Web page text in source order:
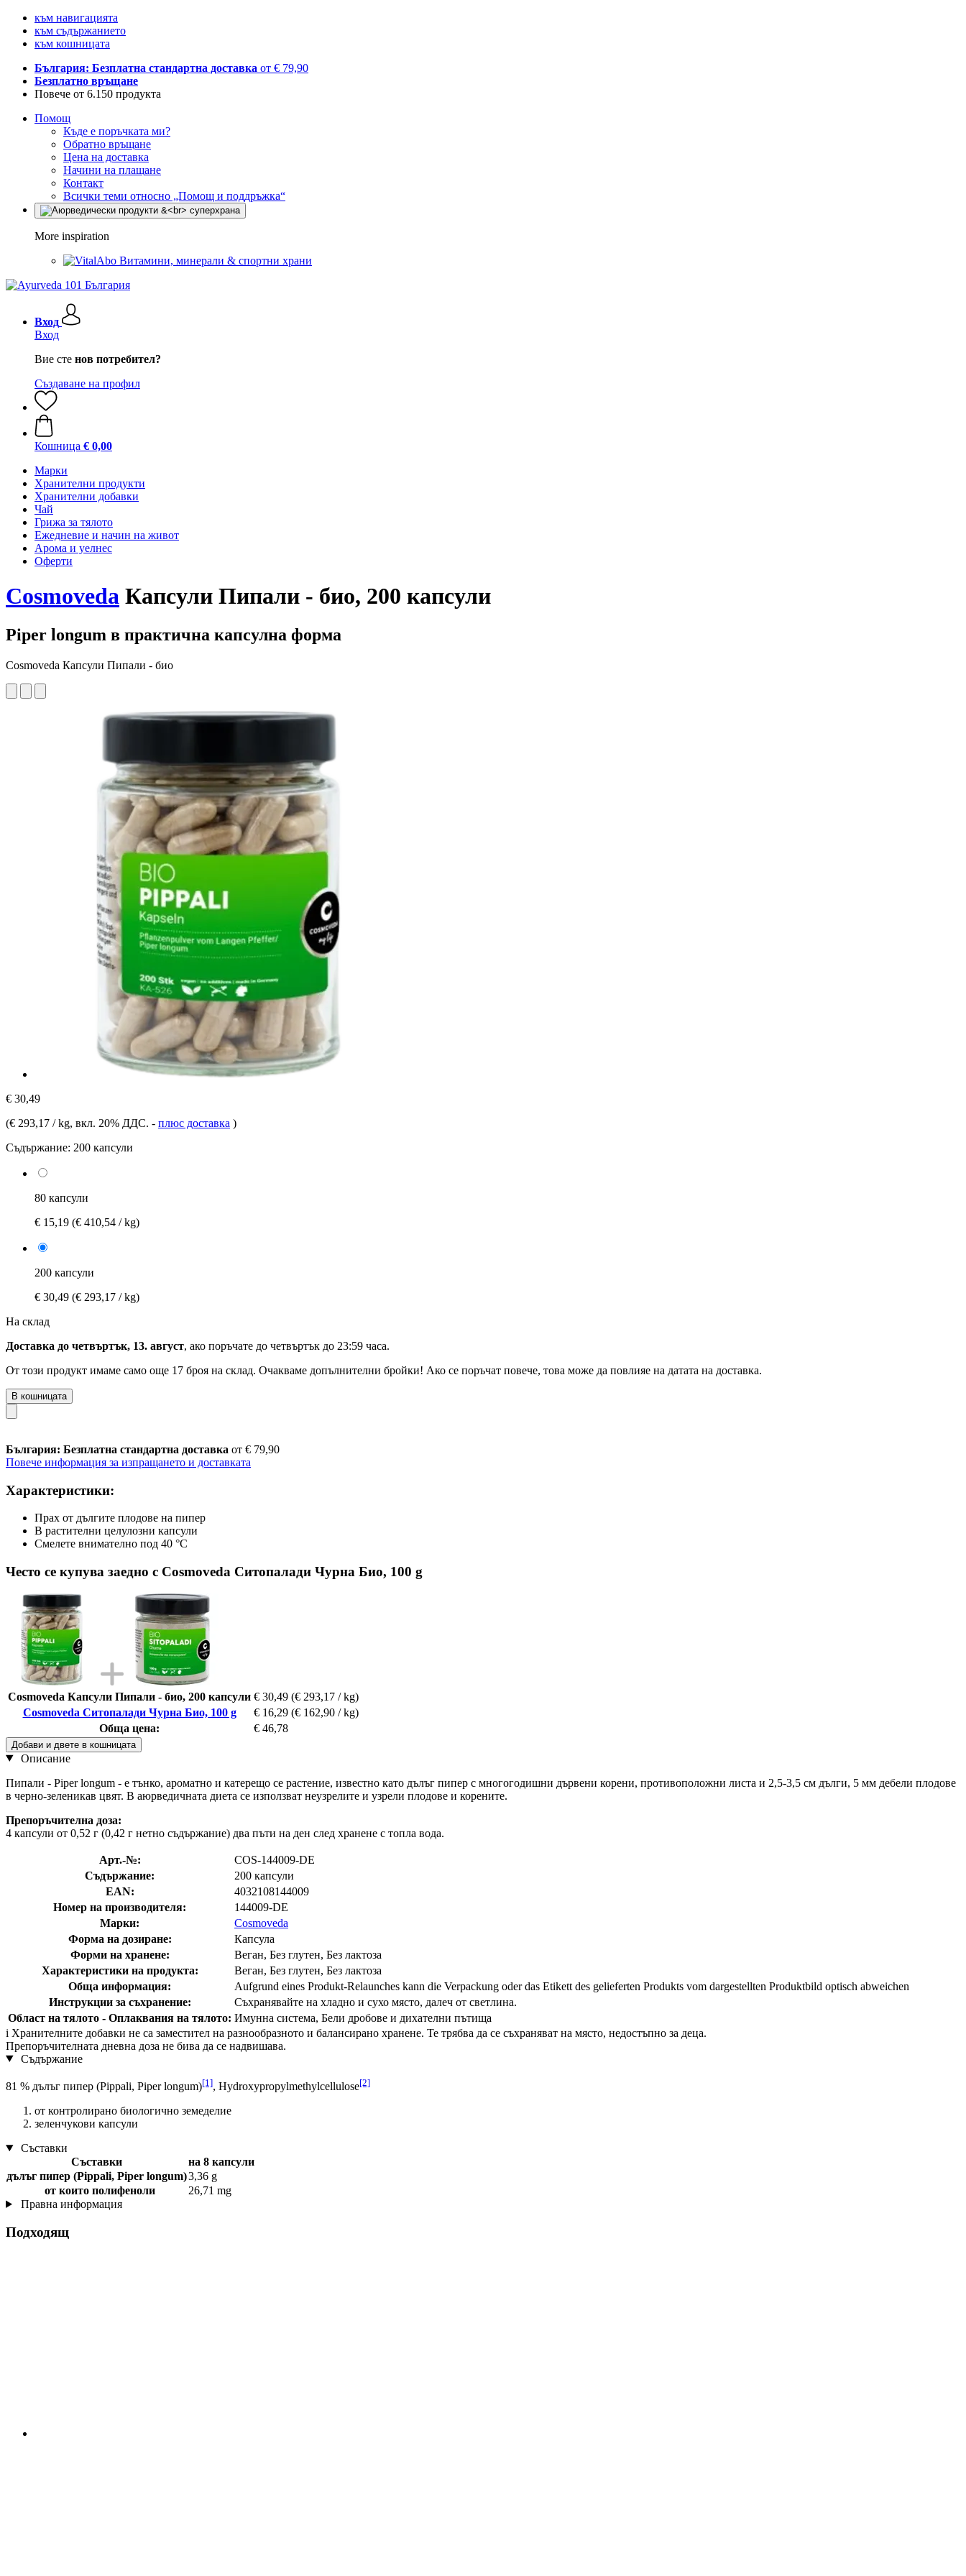
към навигацията
към съдържанието
към кошницата
България: Безплатна стандартна доставка от € 79,90
Безплатно връщане
Повече от 6.150 продукта
Помощ
Къде е поръчката ми?
Обратно връщане
Цена на доставка
Начини на плащане
Контакт
Всички теми относно „Помощ и поддръжка“
More inspiration
Витамини, минерали & спортни храни
Вход
Вход
Вие сте нов потребител?
Създаване на профил
Кошница € 0,00
Марки
Хранителни продукти
Хранителни добавки
Чай
Грижа за тялото
Ежедневие и начин на живот
Арома и уелнес
Оферти
Cosmoveda Капсули Пипали - био, 200 капсули
Piper longum в практична капсулна форма
Cosmoveda Капсули Пипали - био
€ 30,49
(€ 293,17 / kg, вкл. 20% ДДС. - плюс доставка )
Съдържание: 200 капсули
80 капсули
€ 15,19 (€ 410,54 / kg)
200 капсули
€ 30,49 (€ 293,17 / kg)
На склад
Доставка до четвъртък, 13. август, ако поръчате до четвъртък до 23:59 часа.
От този продукт имаме само още 17 броя на склад. Очакваме допълнителни бройки! Ако се поръчат повече, това може да повлияе на датата на доставка.
В кошницата
България: Безплатна стандартна доставка от € 79,90
Повече информация за изпращането и доставката
Характеристики:
Прах от дългите плодове на пипер
В растителни целулозни капсули
Смелете внимателно под 40 °C
Често се купува заедно с Cosmoveda Ситопалади Чурна Био, 100 g
Cosmoveda Капсули Пипали - био, 200 капсули € 30,49 (€ 293,17 / kg)
Cosmoveda Ситопалади Чурна Био, 100 g
€ 16,29 (€ 162,90 / kg)
Обща цена:
€ 46,78
Добави и двете в кошницата
Описание
Пипали - Piper longum - е тънко, ароматно и катерещо се растение, известно като дълъг пипер с многогодишни дървени корени, противоположни листа и 2,5-3,5 см дълги, 5 мм дебели плодове
в черно-зеленикав цвят. В аюрведичната диета се използват неузрелите и узрели плодове и корените.
Препоръчителна доза:
4 капсули от 0,52 г (0,42 г нетно съдържание) два пъти на ден след хранене с топла вода.
Арт.-№:
COS-144009-DE
Съдържание:
200 капсули
EAN:
4032108144009
Номер на производителя:
144009-DE
Марки:
Cosmoveda
Форма на дозиране:
Капсула
Форми на хранене:
Веган, Без глутен, Без лактоза
Характеристики на продукта:
Веган, Без глутен, Без лактоза
Обща информация:
Aufgrund eines Produkt-Relaunches kann die Verpackung oder das Etikett des gelieferten Produkts vom dargestellten Produktbild optisch abweichen
Инструкции за съхранение:
Съхранявайте на хладно и сухо място, далеч от светлина.
Област на тялото - Оплаквания на тялото: Имунна система, Бели дробове и дихателни пътища
i Хранителните добавки не са заместител на разнообразното и балансирано хранене. Те трябва да се съхраняват на място, недостъпно за деца.
Препоръчителната дневна доза не бива да се надвишава.
Съдържание
81 % дълъг пипер (Pippali, Piper longum)[1], Hydroxypropylmethylcellulose[2]
от контролирано биологично земеделие
зеленчукови капсули
Съставки
Съставки
на 8 капсули
дълъг пипер (Pippali, Piper longum)3,36 g
от които полифеноли
26,71 mg
Правна информация
Подходящ